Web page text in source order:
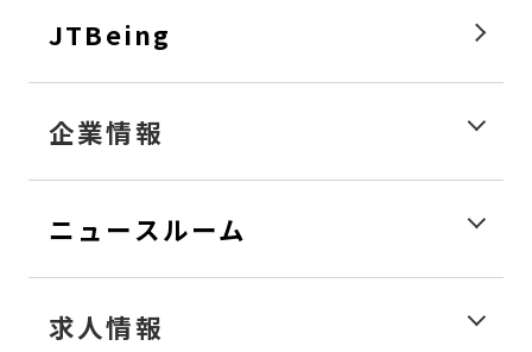
JTBeing
企業情報
ニュースルーム
求人情報